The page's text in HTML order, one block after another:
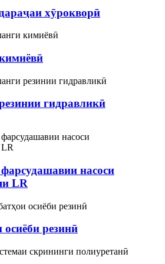
хӯрокворӣ
гидравликӣ
насоси
LR
осиёби резинӣ